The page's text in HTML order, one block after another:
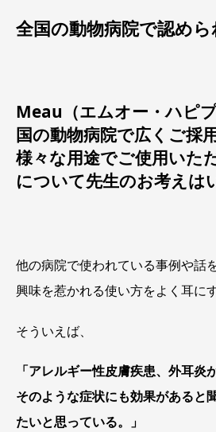
全国の動物病院で認め
Meau（エムオー・ハピ
国の動物病院で広くご採用
様々な用途でご使用いた
について先生のお考えは
他の病院で使われている事例や話
興味を惹かれる使い方をよく耳にす
そういえば、
「アレルギー性皮膚疾患、外耳炎
そのような症状にも効果があると
たいと思っている。」